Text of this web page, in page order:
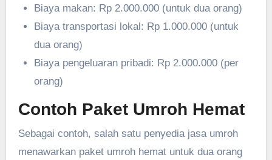
Biaya makan: Rp 2.000.000 (untuk dua orang)
Biaya transportasi lokal: Rp 1.000.000 (untuk
dua orang)
Biaya pengeluaran pribadi: Rp 2.000.000 (per
orang)
Contoh Paket Umroh Hemat
Sebagai contoh, salah satu penyedia jasa umroh
menawarkan paket umroh hemat untuk dua orang